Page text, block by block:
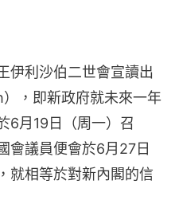
伊利沙伯二世會宣讀出
，即新政府就未來一年
6月19日（周一）召
會議員便會於6月27日
就相等於對新內閣的信